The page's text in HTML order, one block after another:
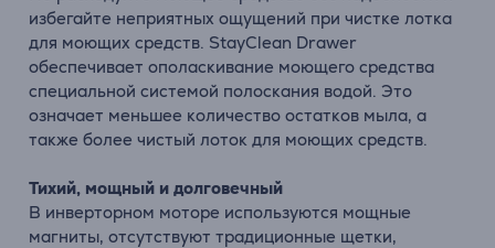
избегайте неприятных ощущений при чистке лотка
для моющих средств. StayClean Drawer
обеспечивает ополаскивание моющего средства
специальной системой полоскания водой. Это
означает меньшее количество остатков мыла, а
также более чистый лоток для моющих средств.
Тихий, мощный и долговечный
В инверторном моторе используются мощные
магниты, отсутствуют традиционные щетки,